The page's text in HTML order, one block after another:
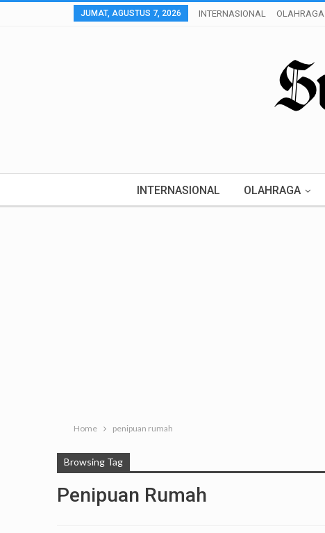
JUMAT, AGUSTUS 7, 2026 INTERNASIONAL OLAHRAGA
INTERNASIONAL OLAHRAGA
Home penipuan rumah
Browsing Tag
Penipuan Rumah